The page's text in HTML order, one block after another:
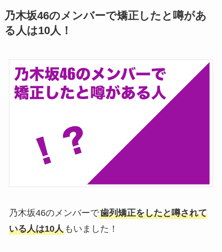
乃木坂46のメンバーで矯正したと噂があ
る人は10人！
乃木坂46のメンバーで歯列矯正をしたと噂されて
いる人は10人もいました！